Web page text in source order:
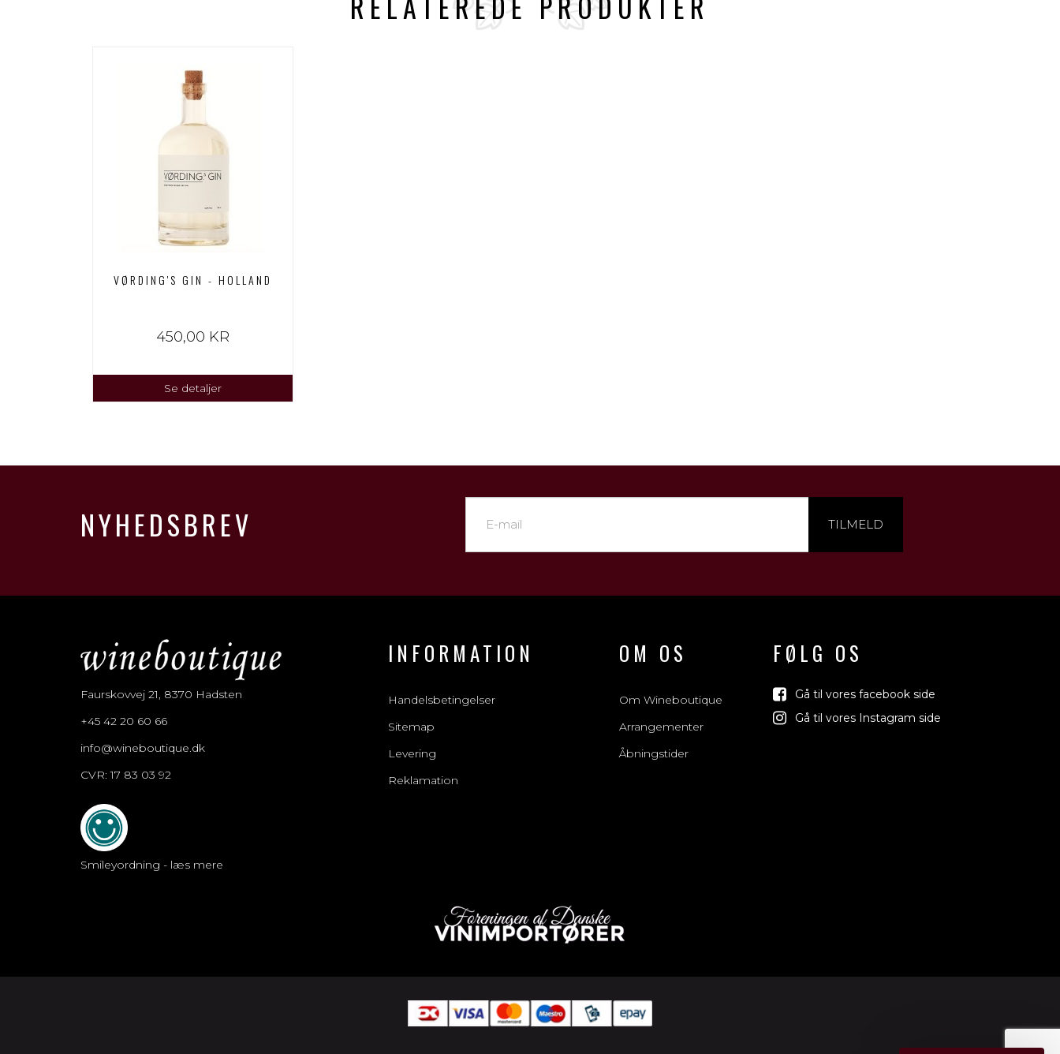
VØRDING'S GIN - HOLLAND
450,00 KR
Se detaljer
NYHEDSBREV TILMELD
Faurskovvej 21, 8370 Hadsten
+45 42 20 60 66
info@wineboutique.dk
CVR: 17 83 03 92
Smileyordning - læs mere
INFORMATION
Handelsbetingelser
Sitemap
Levering
Reklamation
OM OS
Om Wineboutique
Arrangementer
Åbningstider
FØLG OS
Gå til vores facebook side
Gå til vores Instagram side